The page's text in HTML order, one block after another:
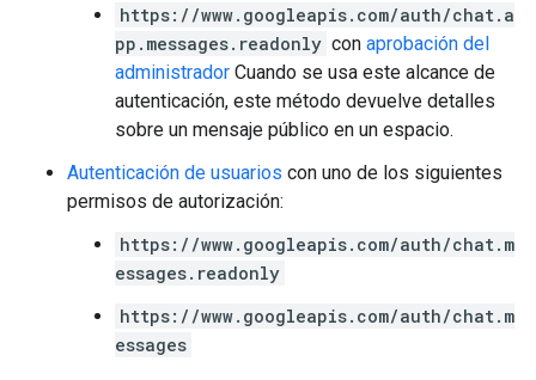
https://www.googleapis.com/auth/chat.a
pp.messages.readonly con aprobación del
administrador Cuando se usa este alcance de
autenticación, este método devuelve detalles
sobre un mensaje público en un espacio.
Autenticación de usuarios con uno de los siguientes
permisos de autorización:
https://www.googleapis.com/auth/chat.m
essages.readonly
https://www.googleapis.com/auth/chat.m
essages